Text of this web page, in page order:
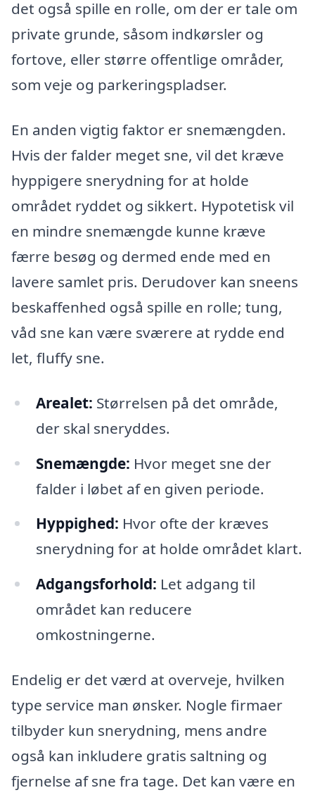
det også spille en rolle, om der er tale om
private grunde, såsom indkørsler og
fortove, eller større offentlige områder,
som veje og parkeringspladser.
En anden vigtig faktor er snemængden.
Hvis der falder meget sne, vil det kræve
hyppigere snerydning for at holde
området ryddet og sikkert. Hypotetisk vil
en mindre snemængde kunne kræve
færre besøg og dermed ende med en
lavere samlet pris. Derudover kan sneens
beskaffenhed også spille en rolle; tung,
våd sne kan være sværere at rydde end
let, fluffy sne.
Arealet: Størrelsen på det område,
der skal sneryddes.
Snemængde: Hvor meget sne der
falder i løbet af en given periode.
Hyppighed: Hvor ofte der kræves
snerydning for at holde området klart.
Adgangsforhold: Let adgang til
området kan reducere
omkostningerne.
Endelig er det værd at overveje, hvilken
type service man ønsker. Nogle firmaer
tilbyder kun snerydning, mens andre
også kan inkludere gratis saltning og
fjernelse af sne fra tage. Det kan være en